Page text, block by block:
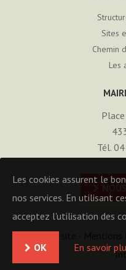
Sites
Chemin
Les
Tél.
Les cookies assurent le
nos services. En utilisant
acceptez l'utilisation des
OK En savoir